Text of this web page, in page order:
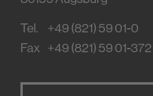
Tel.
+49 (821) 59 01-0
Fax +49 (821) 59 01-372